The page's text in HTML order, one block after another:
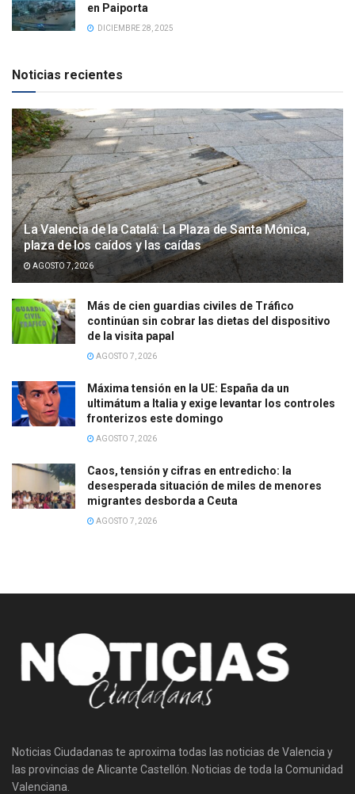
en Paiporta
DICIEMBRE 28, 2025
Noticias recientes
La Valencia de la Catalá: La Plaza de Santa Mónica,
plaza de los caídos y las caídas
AGOSTO 7, 2026
Más de cien guardias civiles de Tráfico
continúan sin cobrar las dietas del dispositivo
de la visita papal
AGOSTO 7, 2026
Máxima tensión en la UE: España da un
ultimátum a Italia y exige levantar los controles
fronterizos este domingo
AGOSTO 7, 2026
Caos, tensión y cifras en entredicho: la
desesperada situación de miles de menores
migrantes desborda a Ceuta
AGOSTO 7, 2026
Noticias Ciudadanas te aproxima todas las noticias de Valencia y
las provincias de Alicante Castellón. Noticias de toda la Comunidad
Valenciana.